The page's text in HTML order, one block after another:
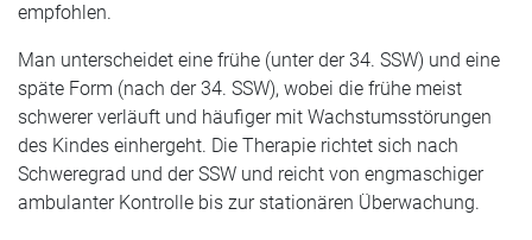
empfohlen.
Man unterscheidet eine frühe (unter der 34. SSW) und eine
späte Form (nach der 34. SSW), wobei die frühe meist
schwerer verläuft und häufiger mit Wachstumsstörungen
des Kindes einhergeht. Die Therapie richtet sich nach
Schweregrad und der SSW und reicht von engmaschiger
ambulanter Kontrolle bis zur stationären Überwachung.